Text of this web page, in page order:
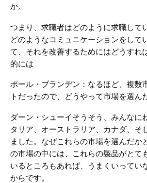
か。
つまり、求職者はどのように求職して
どのようなコミュニケーションをして
て、それを改善するためにはどうすれ
的には
ポール・ブランデン：なるほど、複数
トだったので、どうやって市場を選ん
ダーン・シューイそうそう、みんなに
タリア、オーストラリア、カナダ、そ
ました。なぜこれらの市場を選んだか
の市場の中には、これらの製品がとて
いるところもあれば、うまくいってい
からです。